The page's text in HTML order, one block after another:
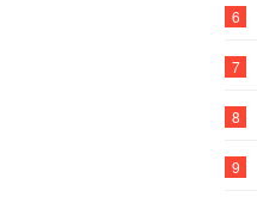
6
7
8
9